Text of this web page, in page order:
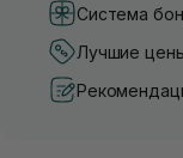
Система
Лучшие